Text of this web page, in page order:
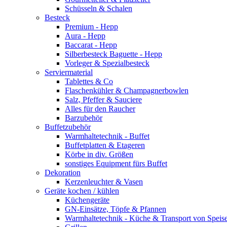
Schüsseln & Schalen
Besteck
Premium - Hepp
Aura - Hepp
Baccarat - Hepp
Silberbesteck Baguette - Hepp
Vorleger & Spezialbesteck
Serviermaterial
Tablettes & Co
Flaschenkühler & Champagnerbowlen
Salz, Pfeffer & Sauciere
Alles für den Raucher
Barzubehör
Buffetzubehör
Warmhaltetechnik - Buffet
Buffetplatten & Etageren
Körbe in div. Größen
sonstiges Equipment fürs Buffet
Dekoration
Kerzenleuchter & Vasen
Geräte kochen / kühlen
Küchengeräte
GN-Einsätze, Töpfe & Pfannen
Warmhaltetechnik - Küche & Transport von